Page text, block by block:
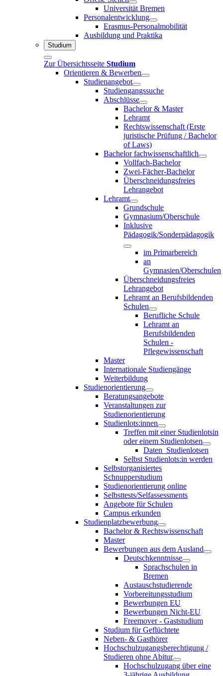
Universität Bremen
Personalentwicklung
Erasmus-Personalmobilität
Ausbildung und Praktika
Studium
Zur Übersichtsseite Studium
Orientieren & Bewerben
Studienangebot
Studiengangssuche
Abschlüsse
Bachelor & Master
Lehramt
Rechtswissenschaft (Erste
juristische Prüfung / Bachelor
of Laws)
Bachelor fachwissenschaftlich
Vollfach-Bachelor
Zwei-Fächer-Bachelor
Überschneidungsfreies
Lehrangebot
Lehramt
Grundschule
Gymnasium/Oberschule
Inklusive
Pädagogik/Sonderpädagogik
im Primarbereich
an
Gymnasien/Oberschulen
Überschneidungsfreies
Lehrangebot
Lehramt an Berufsbildenden
Schulen
Berufliche Schule
Lehramt an
Berufsbildenden
Schulen -
Pflegewissenschaft
Master
Internationale Studiengänge
Weiterbildung
Studienorientierung
Beratungsangebote
Veranstaltungen zur
Studienorientierung
Studienlots:innen
Treffen mit einer Studienlotsin
oder einem Studienlotsen
Daten_Studienlotsen
Selbst Studienlots:in werden
Selbstorganisiertes
Schnupperstudium
Studienorientierung online
Selbsttests/Selfassessments
Angebote für Schulen
Campus erkunden
Studienplatzbewerbung
Bachelor & Rechtswissenschaft
Master
Bewerbungen aus dem Ausland
Deutschkenntnisse
Sprachschulen in
Bremen
Austauschstudierende
Vorbereitungsstudium
Bewerbungen EU
Bewerbungen Nicht-EU
Freemover - Gaststudium
Studium für Geflüchtete
Neben- & Gasthörer
Hochschulzugangsberechtigung /
Studieren ohne Abitur
Hochschulzugang über eine